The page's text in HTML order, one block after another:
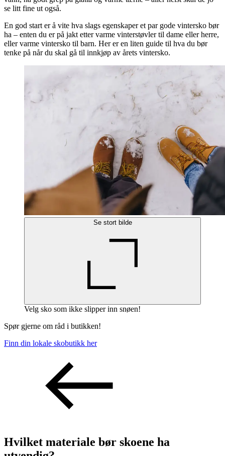
se litt fine ut også.
En god start er å vite hva slags egenskaper et par gode vintersko bør
ha – enten du er på jakt etter varme vinterstøvler til dame eller herre,
eller varme vintersko til barn. Her er en liten guide til hva du bør
tenke på når du skal gå til innkjøp av årets vintersko.
Se stort bilde
Velg sko som ikke slipper inn snøen!
Spør gjerne om råd i butikken!
Finn din lokale skobutikk her
Hvilket materiale bør skoene ha